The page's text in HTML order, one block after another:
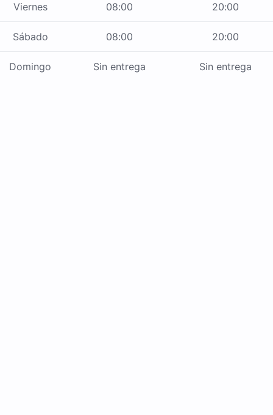
Viernes 08:00 20:00
Sábado 08:00 20:00
Domingo Sin entrega Sin entrega